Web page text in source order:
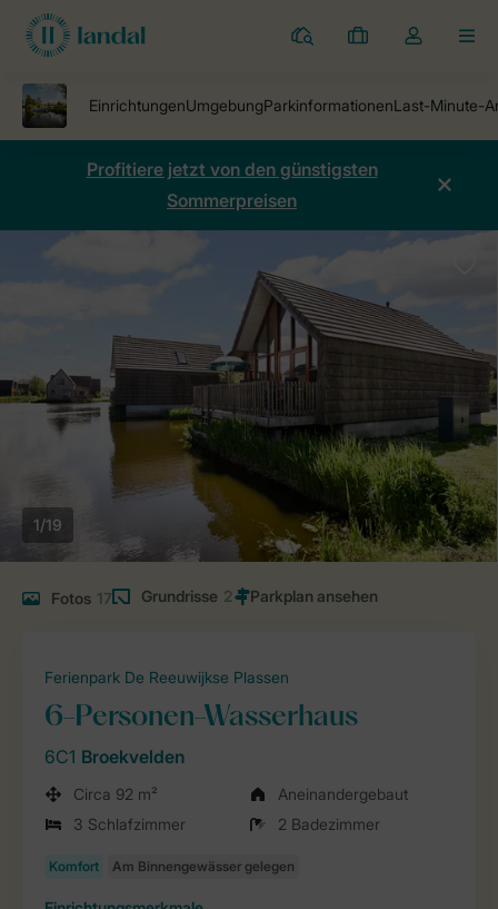
Ferienparks
Meine
Dropdown-
öffnen
Profitiere jetzt von den günstigsten
Sommerpreisen
1/19
Fotos 17 Grundrisse 2
Ferienpark De Reeuwijkse Plassen
6-Personen-Wasserhaus
6C1 Broekvelden
Circa 92 m²
Aneinandergebaut
3 Schlafzimmer
2 Badezimmer